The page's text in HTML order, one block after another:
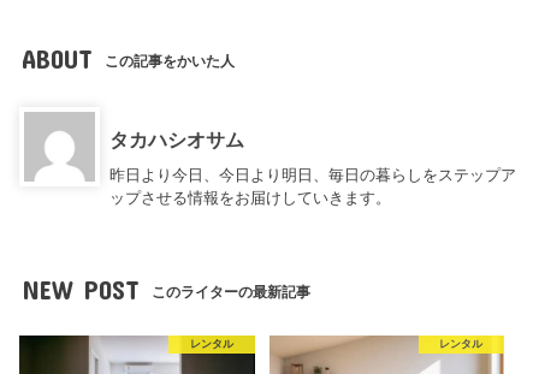
ABOUT この記事をかいた人
タカハシオサム
昨日より今日、今日より明日、毎日の暮らしをステップア
ップさせる情報をお届けしていきます。
NEW POST このライターの最新記事
レンタル レンタル